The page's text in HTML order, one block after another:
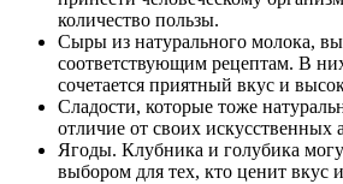
количество пользы.
Сыры из натурального молока,
соответствующим рецептам. В
сочетается приятный вкус и
Сладости, которые тоже
отличие от своих искусственных
Ягоды. Клубника и голубика
выбором для тех, кто ценит вкус